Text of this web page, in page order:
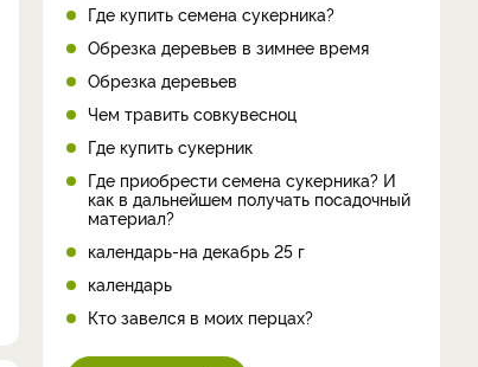
Где купить семена сукерника?
Обрезка деревьев в зимнее время
Обрезка деревьев
Чем травить совкувесноц
Где купить сукерник
Где приобрести семена сукерника? И
как в дальнейшем получать посадочный
материал?
календарь-на декабрь 25 г
календарь
Кто завелся в моих перцах?